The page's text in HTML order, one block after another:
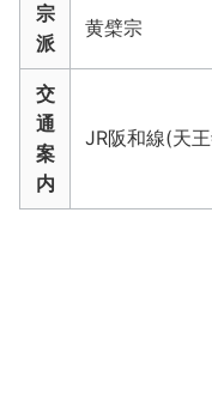
宗
派
黄檗宗
交
通
案
内
JR阪和線(天